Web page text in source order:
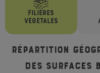
FILIÈRES
VÉGÉTALES
Répartition
des surfaces